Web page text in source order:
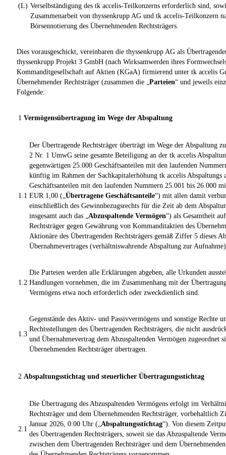
(L) Verselbständigung des tk accelis-Teilkonzerns erforderlich sind,
Zusammenarbeit von thyssenkrupp AG und tk accelis-Teilkonzern
Börsennotierung des Übernehmenden Rechtsträgers.
Dies vorausgeschickt, vereinbaren die thyssenkrupp AG als
thyssenkrupp Projekt 3 GmbH (nach Wirksamwerden ihres
Kommanditgesellschaft auf Aktien (KGaA) firmierend unter tk accelis
Übernehmender Rechtsträger (zusammen die „ Parteien“ und jeweils
Folgende:
1 Vermögensübertragung im Wege der Abspaltung
1.1
Der Übertragende Rechtsträger überträgt im Wege der Abspaltung
2 Nr. 1 UmwG seine gesamte Beteiligung an der tk accelis
gegenwärtigen 25.000 Geschäftsanteilen mit den laufenden
künftig im Rahmen der Sachkapitalerhöhung tk accelis Abspaltungs
Geschäftsanteilen mit den laufenden Nummern 25.001 bis 26.000
EUR 1,00 („ Übertragene Geschäftsanteile“) mit allen damit
einschließlich des Gewinnbezugsrechts für die Zeit ab dem
insgesamt auch das „ Abzuspaltende Vermögen“) als Gesamtheit
Rechtsträger gegen Gewährung von Kommanditaktien des
Aktionäre des Übertragenden Rechtsträgers gemäß Ziffer 5 dieses
Übernahmevertrages (verhältniswahrende Abspaltung zur
1.2
Die Parteien werden alle Erklärungen abgeben, alle Urkunden
Handlungen vornehmen, die im Zusammenhang mit der
Vermögens etwa noch erforderlich oder zweckdienlich sind.
1.3
Gegenstände des Aktiv- und Passivvermögens und sonstige Rechte
Rechtsstellungen des Übertragenden Rechtsträgers, die nicht
und Übernahmevertrag dem Abzuspaltenden Vermögen zugeordnet
Übernehmenden Rechtsträger übertragen.
2 Abspaltungsstichtag und steuerlicher Übertragungsstichtag
2.1
Die Übertragung des Abzuspaltenden Vermögens erfolgt im
Rechtsträger und dem Übernehmenden Rechtsträger,
Januar 2026, 0:00 Uhr („ Abspaltungsstichtag“). Von diesem
des Übertragenden Rechtsträgers, soweit sie das Abzuspaltende
zwischen dem Übertragenden Rechtsträger und dem